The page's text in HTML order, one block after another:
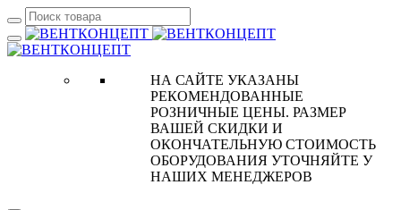
НА САЙТЕ УКАЗАНЫ
РЕКОМЕНДОВАННЫЕ
РОЗНИЧНЫЕ ЦЕНЫ. РАЗМЕР
ВАШЕЙ СКИДКИ И
ОКОНЧАТЕЛЬНУЮ СТОИМОСТЬ
ОБОРУДОВАНИЯ УТОЧНЯЙТЕ У
НАШИХ МЕНЕДЖЕРОВ